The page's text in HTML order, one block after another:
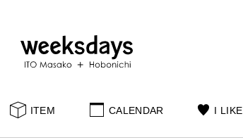
ITEM CALENDAR I LIKE